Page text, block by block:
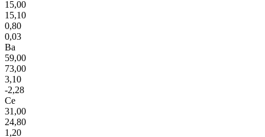
15,00
15,10
0,80
0,03
Ba
59,00
73,00
3,10
-2,28
Ce
31,00
24,80
1,20